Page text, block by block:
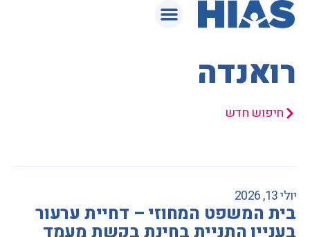
רואנדה
חיפוש חדש
יולי 13, 2026
בית המשפט המחוזי – דחיית ערעור